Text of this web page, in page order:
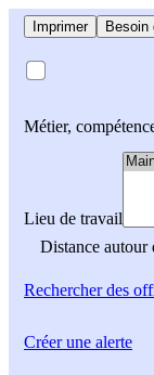
Imprimer Besoin
Métier,
Lieu de travail
Distance autour
Rechercherdes
Créer une alerte